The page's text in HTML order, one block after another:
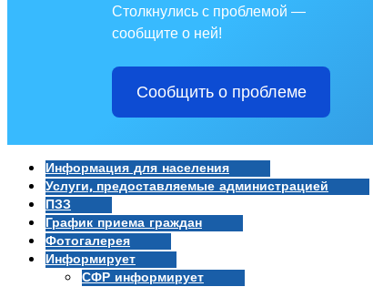
Столкнулись с проблемой —
сообщите о ней!
Сообщить о проблеме
Информация для населения
Услуги, предоставляемые администрацией
ПЗЗ
График приема граждан
Фотогалерея
Информирует
СФР информирует